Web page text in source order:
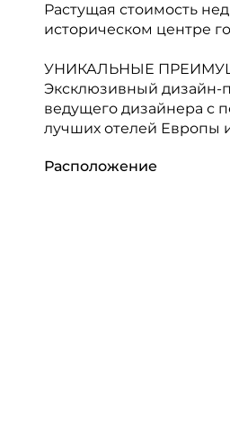
Растущая стоимость
историческом центре
УНИКАЛЬНЫЕ
Эксклюзивный дизайн-
ведущего дизайнера с
лучших отелей Европы
Расположение